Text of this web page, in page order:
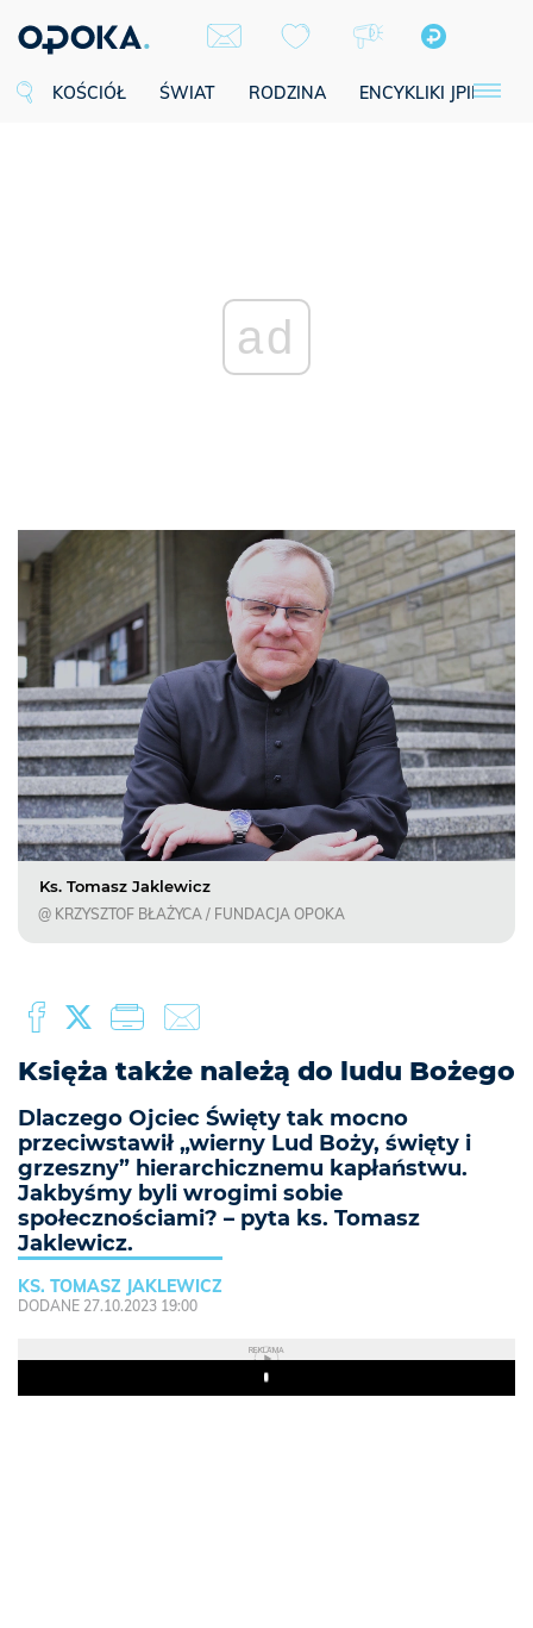
KOŚCIÓŁ ŚWIAT RODZINA ENCYKLIKI JPII
ad
Ks. Tomasz Jaklewicz
@ KRZYSZTOF BŁAŻYCA / FUNDACJA OPOKA
Księża także należą do ludu Bożego
Dlaczego Ojciec Święty tak mocno
przeciwstawił „wierny Lud Boży, święty i
grzeszny” hierarchicznemu kapłaństwu.
Jakbyśmy byli wrogimi sobie
społecznościami? – pyta ks. Tomasz
Jaklewicz.
KS. TOMASZ JAKLEWICZ
DODANE 27.10.2023 19:00
REKLAMA
Play